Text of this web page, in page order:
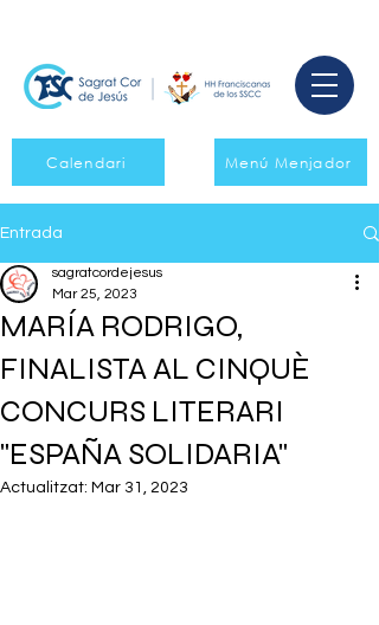
Calendari Menú Menjador
Entrada
MARÍA RODRIGO,
FINALISTA AL CINQUÈ
CONCURS LITERARI
"ESPAÑA SOLIDARIA"
sagratcordejesus
Mar 25, 2023
Actualitzat: Mar 31, 2023